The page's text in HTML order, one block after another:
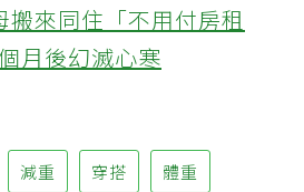
來同住「不用付房租
月後幻滅心寒
減重 穿搭 體重